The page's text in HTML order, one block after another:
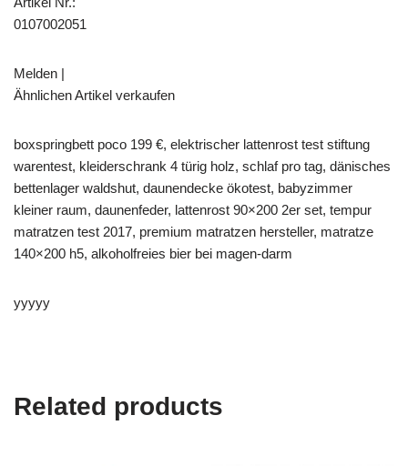
0107002051
Melden |
Ähnlichen Artikel verkaufen
boxspringbett poco 199 €, elektrischer lattenrost test stiftung
warentest, kleiderschrank 4 türig holz, schlaf pro tag, dänisches
bettenlager waldshut, daunendecke ökotest, babyzimmer
kleiner raum, daunenfeder, lattenrost 90×200 2er set, tempur
matratzen test 2017, premium matratzen hersteller, matratze
140×200 h5, alkoholfreies bier bei magen-darm
yyyyy
Related products